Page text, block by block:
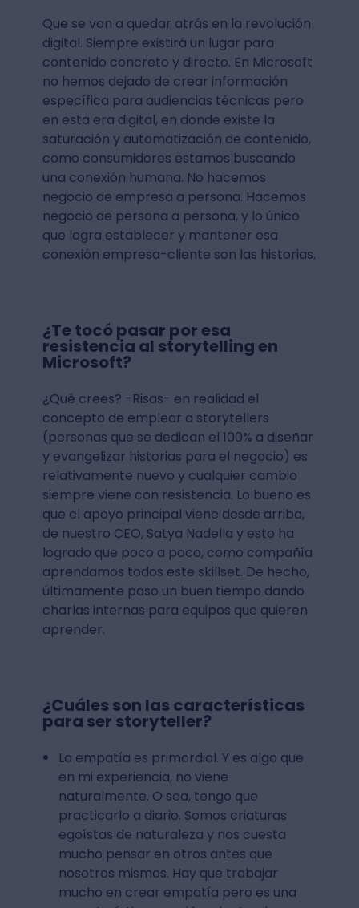
Que se van a quedar atrás en la revolución
digital. Siempre existirá un lugar para
contenido concreto y directo. En Microsoft
no hemos dejado de crear información
específica para audiencias técnicas pero
en esta era digital, en donde existe la
saturación y automatización de contenido,
como consumidores estamos buscando
una conexión humana. No hacemos
negocio de empresa a persona. Hacemos
negocio de persona a persona, y lo único
que logra establecer y mantener esa
conexión empresa-cliente son las historias.
¿Te tocó pasar por esa
resistencia al storytelling en
Microsoft?
¿Qué crees? -Risas- en realidad el
concepto de emplear a storytellers
(personas que se dedican el 100% a diseñar
y evangelizar historias para el negocio) es
relativamente nuevo y cualquier cambio
siempre viene con resistencia. Lo bueno es
que el apoyo principal viene desde arriba,
de nuestro CEO, Satya Nadella y esto ha
logrado que poco a poco, como compañía
aprendamos todos este skillset. De hecho,
últimamente paso un buen tiempo dando
charlas internas para equipos que quieren
aprender.
¿Cuáles son las características
para ser storyteller?
La empatía es primordial. Y es algo que
en mi experiencia, no viene
naturalmente. O sea, tengo que
practicarlo a diario. Somos criaturas
egoístas de naturaleza y nos cuesta
mucho pensar en otros antes que
nosotros mismos. Hay que trabajar
mucho en crear empatía pero es una